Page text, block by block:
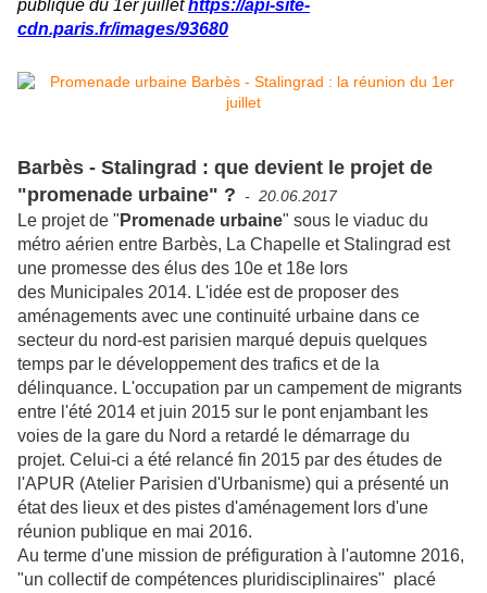
publique du 1er juillethttps://api-site-
cdn.paris.fr/images/93680
Barbès - Stalingrad : que devient le projet de
"promenade urbaine" ? - 20.06.2017
Le projet de " Promenade urbaine" sous le viaduc du
métro aérien entre Barbès, La Chapelle et Stalingrad est
une promesse des élus des 10e et 18e lors
des Municipales 2014. L'idée est de proposer des
aménagements avec une continuité urbaine dans ce
secteur du nord-est parisien marqué depuis quelques
temps par le développement des trafics et de la
délinquance. L'occupation par un campement de migrants
entre l'été 2014 et juin 2015 sur le pont enjambant les
voies de la gare du Nord a retardé le démarrage du
projet. Celui-ci a été relancé fin 2015 par des études de
l'APUR (Atelier Parisien d'Urbanisme) qui a présenté un
état des lieux et des pistes d'aménagement lors d'une
réunion publique en mai 2016.
Au terme d'une mission de préfiguration à l'automne 2016,
"un collectif de compétences pluridisciplinaires" placé